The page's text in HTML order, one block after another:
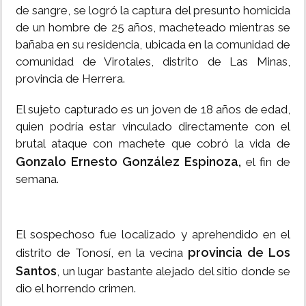
de sangre, se logró la captura del presunto homicida
de un hombre de 25 años, macheteado mientras se
bañaba en su residencia, ubicada en la comunidad de
comunidad de Virotales, distrito de Las Minas,
provincia de Herrera.
El sujeto capturado es un joven de 18 años de edad,
quien podría estar vinculado directamente con el
brutal ataque con machete que cobró la vida de
Gonzalo Ernesto González Espinoza, el fin de
semana.
El sospechoso fue localizado y aprehendido en el
distrito de Tonosí, en la vecina provincia de Los
Santos, un lugar bastante alejado del sitio donde se
dio el horrendo crimen.